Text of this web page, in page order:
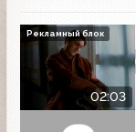
02:03
Рекламный блок